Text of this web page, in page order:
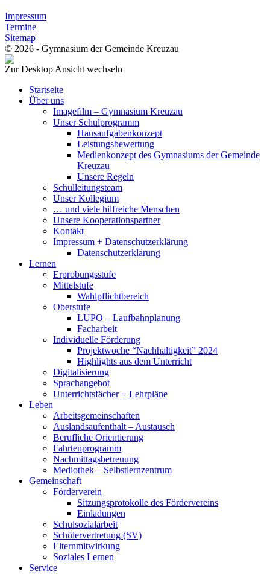
Impressum
Termine
Sitemap
© 2026 - Gymnasium der Gemeinde Kreuzau
Zur Desktop Ansicht wechseln
Startseite
Über uns
Imagefilm – Gymnasium Kreuzau
Unser Schulprogramm
Hausaufgabenkonzept
Leistungsbewertung
Medienkonzept des Gymnasiums der Gemeinde
Kreuzau
Unsere Regeln
Schulleitungsteam
Unser Kollegium
… und viele hilfreiche Menschen
Unsere Kooperationspartner
Kontakt
Impressum + Datenschutzerklärung
Datenschutzerklärung
Lernen
Erprobungsstufe
Mittelstufe
Wahlpflichtbereich
Oberstufe
LUPO – Laufbahnplanung
Facharbeit
Individuelle Förderung
Projektwoche “Nachhaltigkeit” 2024
Highlights aus dem Unterricht
Digitalisierung
Sprachangebot
Unterrichtsfächer + Lehrpläne
Leben
Arbeitsgemeinschaften
Auslandsaufenthalt – Austausch
Berufliche Orientierung
Fahrtenprogramm
Nachmittagsbetreuung
Mediothek – Selbstlernzentrum
Gemeinschaft
Förderverein
Sitzungsprotokolle des Fördervereins
Einladungen
Schulsozialarbeit
Schülervertretung (SV)
Elternmitwirkung
Soziales Lernen
Service